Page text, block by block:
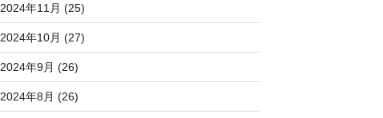
2024年11月 (25)
2024年10月 (27)
2024年9月 (26)
2024年8月 (26)